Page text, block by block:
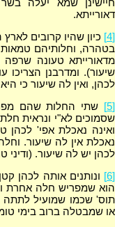
חיישינן שמא יעלה
דאורייתא.
[4]
כיון שהיו קרובים
בטהרה, וחלותיהם
מדאורייתא טעונה
שיעור). ומדרבנן
לכהן, ואין לה שיעור כי
[5]
שתי החלות שהם
שסמוכים לא"י ונראית
ואינה נאכלת אפי' לכהן
נאכלת אין לה שיעור.
לכהן יש לה שיעור.
[6]
ונותנים אותה לכהן
הוא שמפריש חלה אחרת
תוס' שכמו שמועיל לתתה
או שמבטלה ברוב בימי